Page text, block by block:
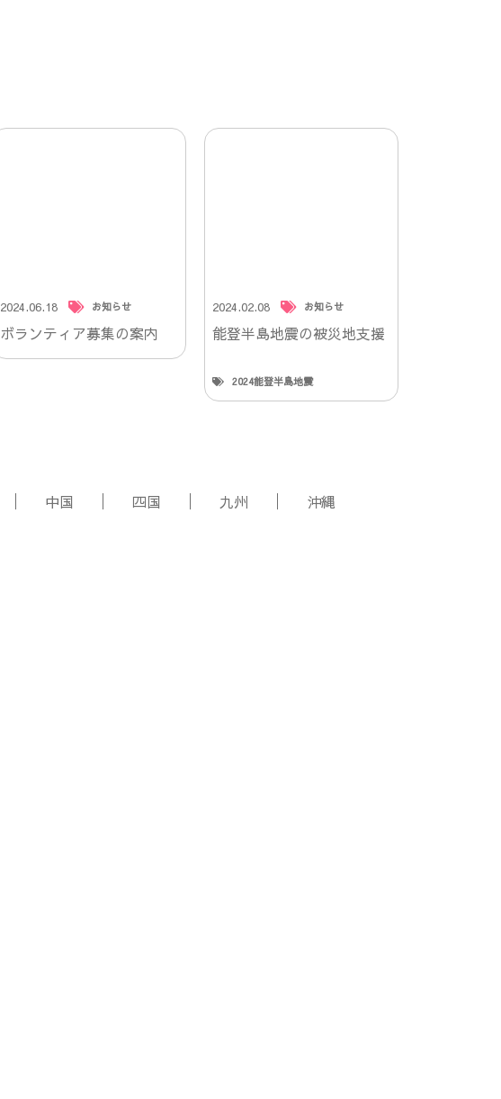
2024.06.18 お知らせ
ボランティア募集の案内
2024.02.08 お知らせ
能登半島地震の被災地支援
2024能登半島地震
中国 四国 九州 沖縄